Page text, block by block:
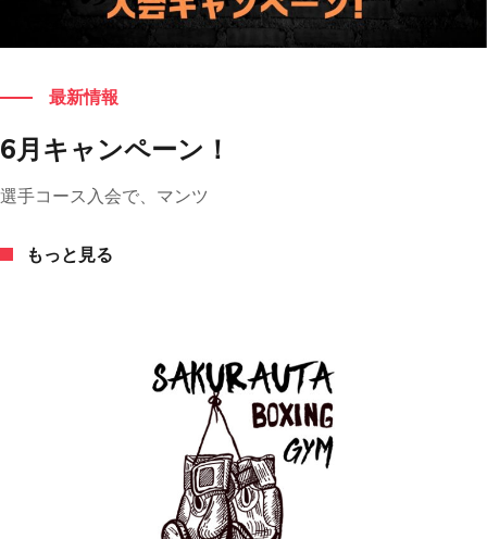
最新情報
6月キャンペーン！
選手コース入会で、マンツ
もっと見る